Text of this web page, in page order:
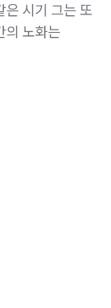
시기 그는 또
의 노화는